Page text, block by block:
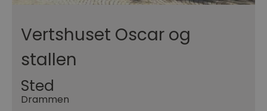
Vertshuset Oscar og
stallen
Sted
Drammen